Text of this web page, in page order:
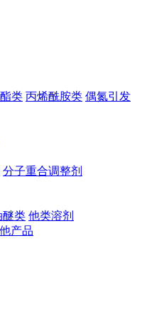
类 丙烯酰胺类 偶氮引发
分子重合调整剂
醚类 他类溶剂
产品